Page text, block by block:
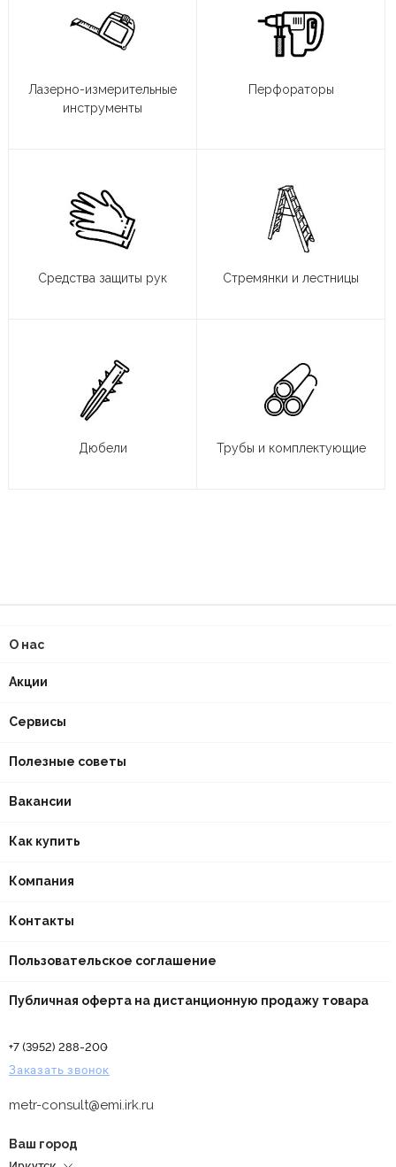
Лазерно-измерительные
инструменты
Перфораторы
Средства защиты рук Стремянки и лестницы
Дюбели Трубы и комплектующие
О нас
Акции
Сервисы
Полезные советы
Вакансии
Как купить
Компания
Контакты
Пользовательское соглашение
Публичная оферта на дистанционную продажу товара
+7 (3952) 288-200
Заказать звонок
metr-consult@emi.irk.ru
Ваш город